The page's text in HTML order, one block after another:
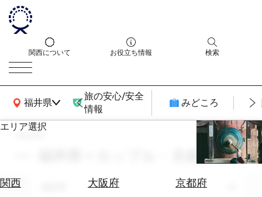
関西について お役立ち情報 検索
福井県
関西広域MAP
旅の安心/安全
情報
みどころ
エリア選択
関西 大阪府
京都府
エ
search
福井県 × カップル・夫婦旅行
エリア